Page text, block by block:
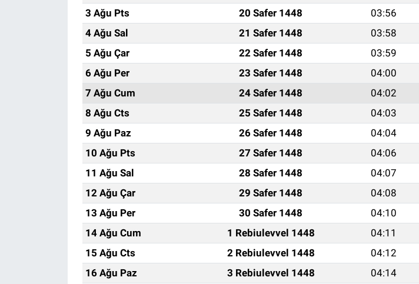
3 Ağu Pts
20 Safer 1448 03:56
4 Ağu Sal
21 Safer 1448 03:58
5 Ağu Çar
22 Safer 1448 03:59
6 Ağu Per
23 Safer 1448 04:00
7 Ağu Cum
24 Safer 1448 04:02
8 Ağu Cts
25 Safer 1448 04:03
9 Ağu Paz
26 Safer 1448 04:04
10 Ağu Pts
27 Safer 1448 04:06
11 Ağu Sal
28 Safer 1448 04:07
12 Ağu Çar
29 Safer 1448 04:08
13 Ağu Per
30 Safer 1448 04:10
14 Ağu Cum
1 Rebiulevvel 1448 04:11
15 Ağu Cts
2 Rebiulevvel 1448 04:12
16 Ağu Paz
3 Rebiulevvel 1448 04:14